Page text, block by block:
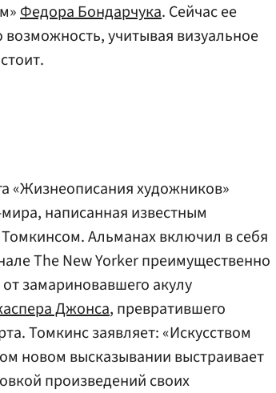
Федора Бондарчука. Сейчас ее
учитывая визуальное
«Жизнеописания художников»
написанная известным
Альманах включил в себя
The New Yorker преимущественно
замариновавшего акулу
Джонса, превратившего
Томкинс заявляет: «Искусством
новом высказывании выстраивает
произведений своих